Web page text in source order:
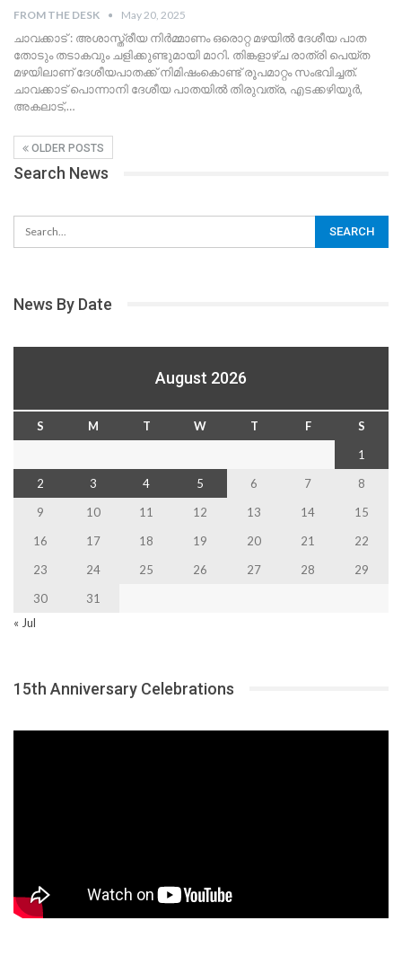
FROM THE DESK May 20, 2025
ചാവക്കാട് : അശാസ്ത്രീയ നിർമ്മാണം ഒരൊറ്റ മഴയിൽ ദേശീയ പാത
തോടും തടാകവും ചളിക്കുണ്ടുമായി മാറി. തിങ്കളാഴ്ച രാത്രി പെയ്ത
മഴയിലാണ് ദേശീയപാതക്ക് നിമിഷംകൊണ്ട് രൂപമാറ്റം സംഭവിച്ചത്.
ചാവക്കാട് പൊന്നാനി ദേശീയ പാതയിൽ തിരുവത്ര, എടക്കഴിയൂർ,
അകലാട്,…
OLDER POSTS
Search News
News By Date
August 2026
S M T W T F
S
1
2
3 4 5 6 7
8
9
10 11 12 13 14
15
16
17 18 19 20 21
22
23
24 25 26 27 28
29
30
31
« Jul
15th Anniversary Celebrations